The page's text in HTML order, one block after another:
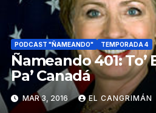
PODCAST "ÑAMEANDO" TEMPORADA 4
Ñameando 401: To’
Pa’ Canadá
MAR 3, 2016 EL CANGRIMÁN